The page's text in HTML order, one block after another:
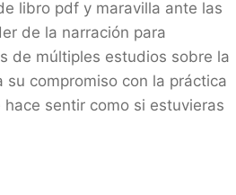
libro pdf y maravilla ante las
de la narración para
de múltiples estudios sobre la
compromiso con la práctica
sentir como si estuvieras